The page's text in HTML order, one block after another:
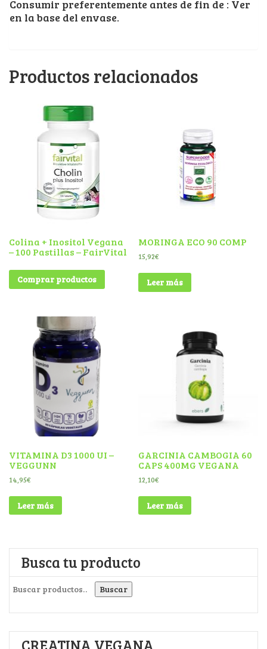
Consumir preferentemente antes de fin de : Ver
en la base del envase.
Productos relacionados
Colina + Inositol Vegana
– 100 Pastillas – FairVital
Comprar productos
MORINGA ECO 90 COMP
15,92€
Leer más
VITAMINA D3 1000 UI –
VEGGUNN
14,95€
Leer más
GARCINIA CAMBOGIA 60
CAPS 400MG VEGANA
12,10€
Leer más
Busca tu producto
Buscar